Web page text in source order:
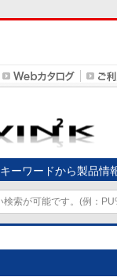
キーワードから製品情